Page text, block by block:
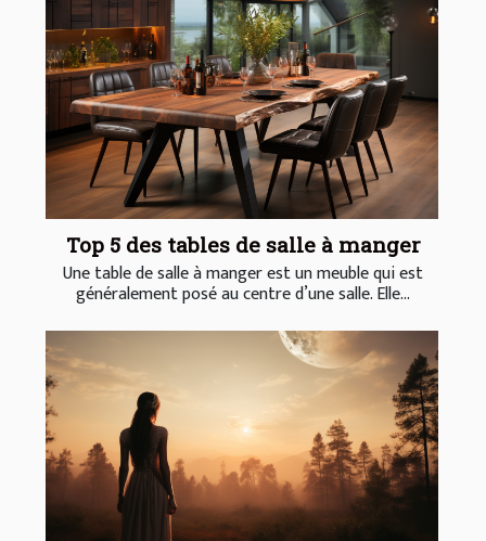
Top 5 des tables de salle à manger
Une table de salle à manger est un meuble qui est
généralement posé au centre d’une salle. Elle...